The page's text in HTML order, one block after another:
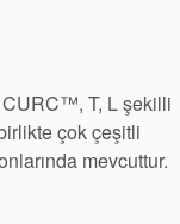
T, L şekilli
çok çeşitli
mevcuttur.